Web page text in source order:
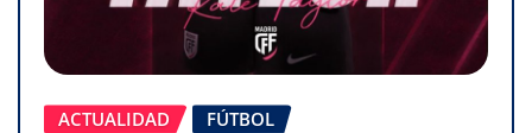
ACTUALIDAD
FÚTBOL